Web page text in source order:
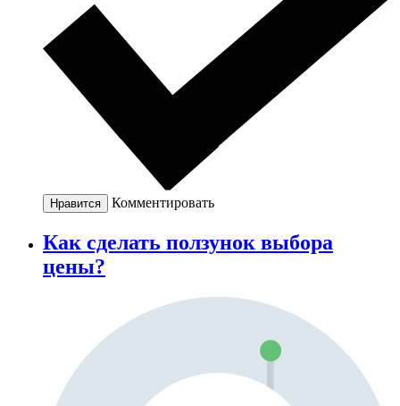
Нравится Комментировать
Как сделать ползунок выбора
цены?